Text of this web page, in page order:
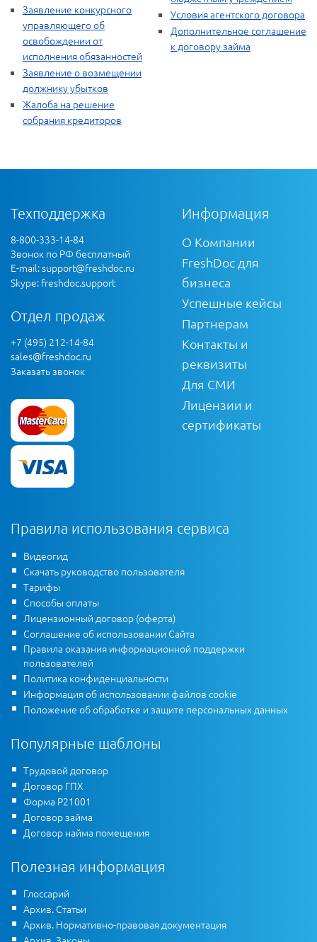
Заявление конкурсного
управляющего об
освобождении от
исполнения обязанностей
Заявление о возмещении
должнику убытков
Жалоба на решение
собрания кредиторов
Условия агентского договора
Дополнительное соглашение
к договору займа
Техподдержка
8-800-333-14-84
Звонок по РФ бесплатный
E-mail:support@freshdoc.ru
Skype: freshdoc.support
Отдел продаж
+7 (495) 212-14-84
sales@freshdoc.ru
Заказать звонок
Информация
О Компании
FreshDoc для
бизнеса
Успешные кейсы
Партнерам
Контакты и
реквизиты
Для СМИ
Лицензии и
сертификаты
Правила использования сервиса
Видеогид
Скачать руководство пользователя
Тарифы
Способы оплаты
Лицензионный договор (оферта)
Соглашение об использовании Сайта
Правила оказания информационной поддержки
пользователей
Политика конфиденциальности
Информация об использовании файлов cookie
Положение об обработке и защите персональных данных
Популярные шаблоны
Трудовой договор
Договор ГПХ
Форма Р21001
Договор займа
Договор найма помещения
Полезная информация
Глоссарий
Архив. Статьи
Архив. Нормативно-правовая документация